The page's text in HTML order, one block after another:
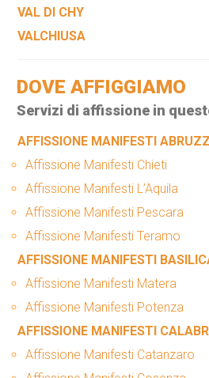
VAL DI CHY
VALCHIUSA
DOVE AFFIGGIAMO
Servizi di affissione in
AFFISSIONE MANIFESTI
Affissione Manifesti Chieti
Affissione Manifesti L’Aquila
Affissione Manifesti Pescara
Affissione Manifesti Teramo
AFFISSIONE MANIFESTI
Affissione Manifesti Matera
Affissione Manifesti Potenza
AFFISSIONE MANIFESTI
Affissione Manifesti Catanzaro